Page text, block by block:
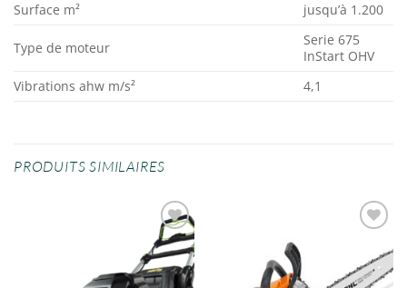
Surface m²
jusqu’à 1.200
Type de moteur
Serie 675
InStart OHV
Vibrations ahw m/s²
4,1
PRODUITS SIMILAIRES
Ajouter
à la
wishlist
wishlist